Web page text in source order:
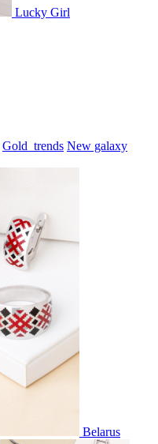
Lucky Girl
Gold_trends New galaxy
Belarus